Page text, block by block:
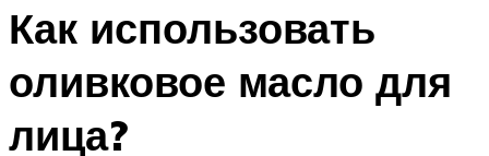
Как использовать
оливковое масло для
лица?